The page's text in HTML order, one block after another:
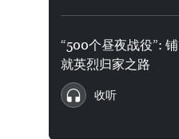
“500个昼夜战役”: 铺
就英烈归家之路
收听